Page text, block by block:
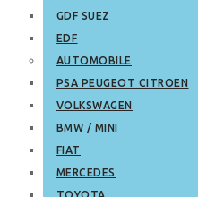
GDF SUEZ
EDF
AUTOMOBILE
PSA PEUGEOT CITROEN
VOLKSWAGEN
BMW / MINI
FIAT
MERCEDES